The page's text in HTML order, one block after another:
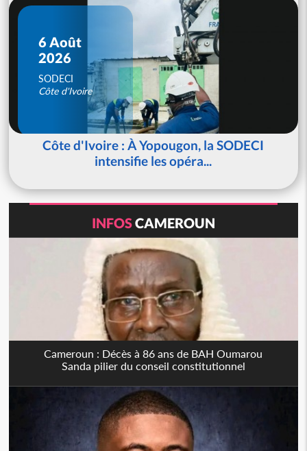
6 Août
2026
SODECI
Côte d'Ivoire
Côte d'Ivoire : À Yopougon, la SODECI
intensifie les opéra...
INFOSCAMEROUN
Cameroun : Décès à 86 ans de BAH Oumarou
Sanda pilier du conseil constitutionnel